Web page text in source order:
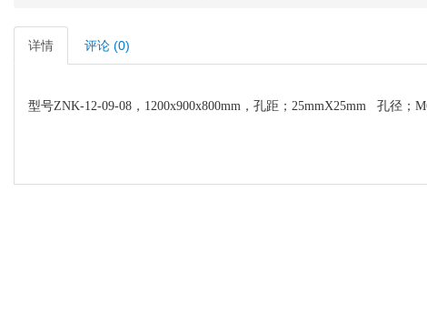
详情 评论 (0)
型号ZNK-12-09-08， 1200x900x800mm，孔距；25mmX25mm 孔径；